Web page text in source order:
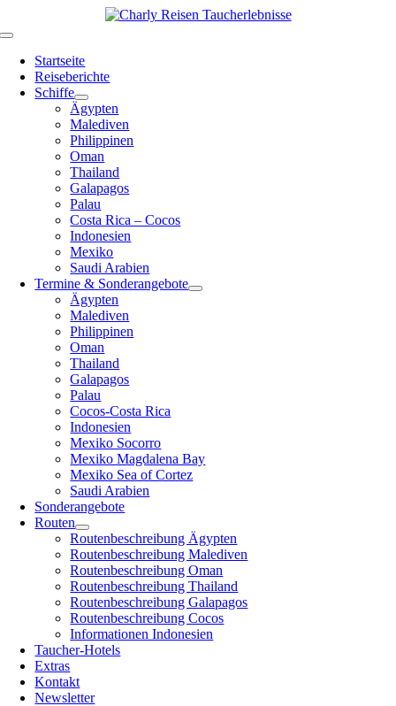
Inhalt
Toggle
NavigationStartseite
Reiseberichte
Schiffe
Ägypten
Malediven
Philippinen
Oman
Thailand
Galapagos
Palau
Costa Rica – Cocos
Indonesien
Mexiko
Saudi Arabien
Termine & Sonderangebote
Ägypten
Malediven
Philippinen
Oman
Thailand
Galapagos
Palau
Cocos-Costa Rica
Indonesien
Mexiko Socorro
Mexiko Magdalena Bay
Mexiko Sea of Cortez
Saudi Arabien
Sonderangebote
Routen
Routenbeschreibung Ägypten
Routenbeschreibung Malediven
Routenbeschreibung Oman
Routenbeschreibung Thailand
Routenbeschreibung Galapagos
Routenbeschreibung Cocos
Informationen Indonesien
Taucher-Hotels
Extras
Kontakt
Newsletter